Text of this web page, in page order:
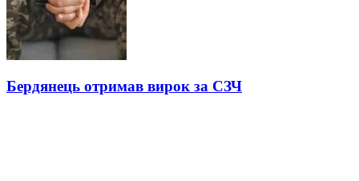
Бердянець отримав вирок за СЗЧ